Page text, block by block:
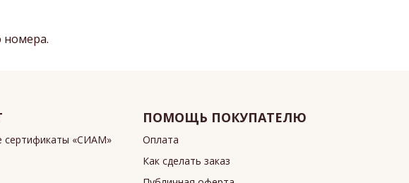
номера.
сертификаты «СИАМ»
ПОМОЩЬ ПОКУПАТЕЛЮ
Оплата
Как сделать заказ